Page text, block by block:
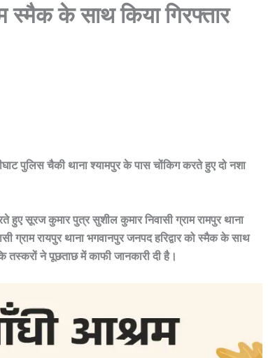
स्मैक के साथ किया गिरफ्तार
पुलिस चैकी थाना श्यामपुर के पास चोंकिग करते हुए दो नशा
हुए सूरज कुमार पुत्र सुशील कुमार निवासी ग्राम रामपुर थाना
ग्राम रायपुर थाना भगवानपुर जनपद हरिद्वार को स्मैक के साथ
ने पूछताछ में काफी जानकारी दी है।